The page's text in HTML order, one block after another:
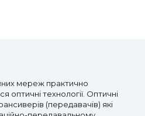
мереж практично
оптичні технології. Оптичні
(передавачів) які